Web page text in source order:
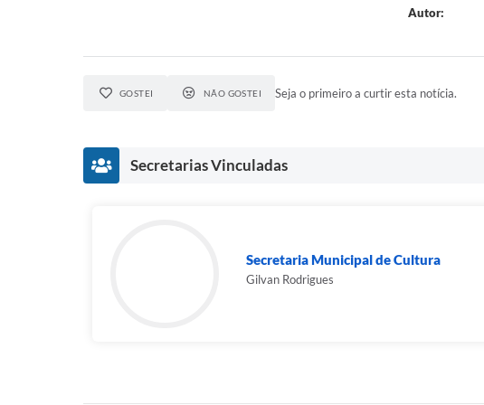
Autor:
GOSTEI NÃO GOSTEI Seja o primeiro a curtir esta notícia.
Secretarias Vinculadas
Secretaria Municipal de Cultura
Gilvan Rodrigues